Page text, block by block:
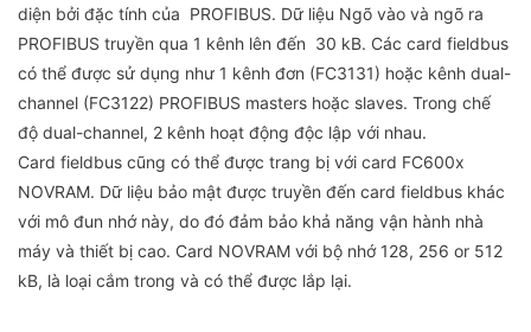
diện bởi đặc tính của PROFIBUS. Dữ liệu Ngõ vào và ngõ ra
PROFIBUS truyền qua 1 kênh lên đến 30 kB. Các card fieldbus
có thể được sử dụng như 1 kênh đơn (FC3131) hoặc kênh dual-
channel (FC3122) PROFIBUS masters hoặc slaves. Trong chế
độ dual-channel, 2 kênh hoạt động độc lập với nhau.
Card fieldbus cũng có thể được trang bị với card FC600x
NOVRAM. Dữ liệu bảo mật được truyền đến card fieldbus khác
với mô đun nhớ này, do đó đảm bảo khả năng vận hành nhà
máy và thiết bị cao. Card NOVRAM với bộ nhớ 128, 256 or 512
kB, là loại cắm trong và có thể được lắp lại.